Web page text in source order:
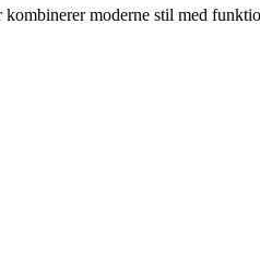
moderne stil med